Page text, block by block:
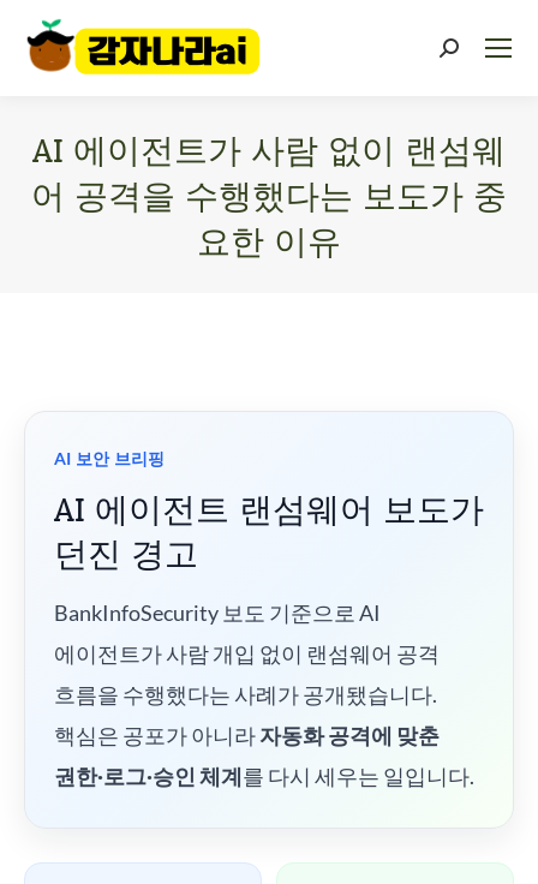
AI 에이전트가 사람 없이 랜섬웨
어 공격을 수행했다는 보도가 중
요한 이유
AI 보안 브리핑
AI 에이전트 랜섬웨어 보도가
던진 경고
BankInfoSecurity 보도 기준으로 AI
에이전트가 사람 개입 없이 랜섬웨어 공격
흐름을 수행했다는 사례가 공개됐습니다.
핵심은 공포가 아니라자동화 공격에 맞춘
권한·로그·승인 체계를 다시 세우는 일입니다.